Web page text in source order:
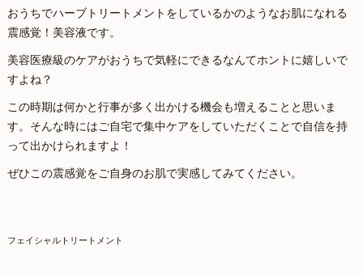
おうちでハーブトリートメントをしているかのようなお肌になれる
震感覚！美容液です。
美容医療級のケアがおうちで気軽にできるなんてホントに嬉しいで
すよね？
この時期は何かと行事が多く出かける機会も増えることと思いま
す。そんな時にはご自宅で集中ケアをしていただくことで自信を持
って出かけられますよ！
ぜひこの震感覚をご自身のお肌で実感してみてください。
フェイシャルトリートメント